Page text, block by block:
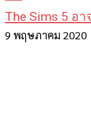
The Sims 5 อา
9 พฤษภาคม 2020